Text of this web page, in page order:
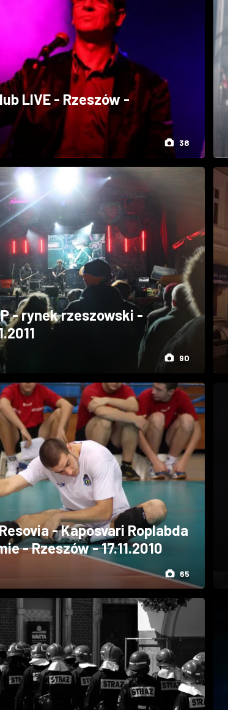
LIVE - Rzeszów -
38
- rynek rzeszowski -
90
- Kaposvari Roplabda
- Rzeszów - 17.11.2010
65